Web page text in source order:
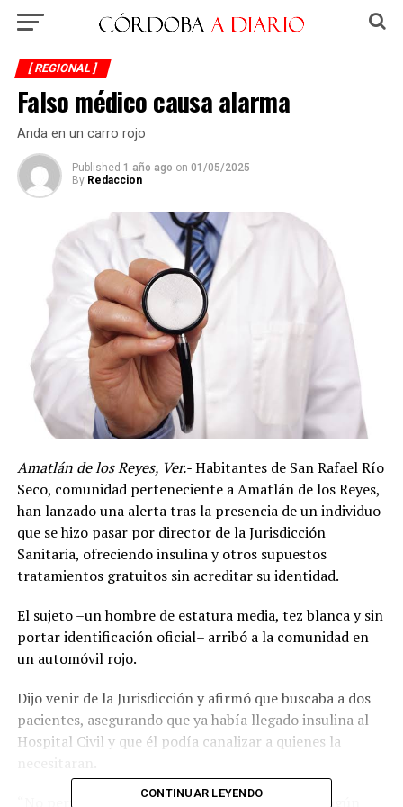
[ REGIONAL ]
Falso médico causa alarma
Anda en un carro rojo
Published 1 año ago on 01/05/2025
By Redaccion
Amatlán de los Reyes, Ver.-Habitantes de San Rafael Río
Seco, comunidad perteneciente a Amatlán de los Reyes,
han lanzado una alerta tras la presencia de un individuo
que se hizo pasar por director de la Jurisdicción
Sanitaria, ofreciendo insulina y otros supuestos
tratamientos gratuitos sin acreditar su identidad.
El sujeto –un hombre de estatura media, tez blanca y sin
portar identificación oficial– arribó a la comunidad en
un automóvil rojo.
Dijo venir de la Jurisdicción y afirmó que buscaba a dos
pacientes, asegurando que ya había llegado insulina al
Hospital Civil y que él podía canalizar a quienes la
“No pertenece al personal oficial. No mostró ningún
CONTINUAR LEYENDO